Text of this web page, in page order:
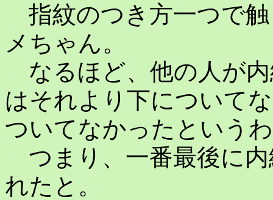
指紋のつき方一つで
メちゃん。
なるほど、他の人が
はそれより下について
ついてなかったという
つまり、一番最後に
れたと。